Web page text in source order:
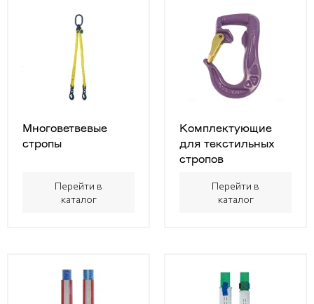
Многоветвевые
стропы
Перейти в
каталог
Комплектующие
для текстильных
стропов
Перейти в
каталог